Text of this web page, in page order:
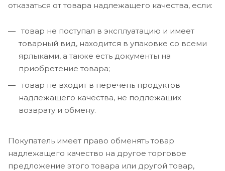
отказаться от товара надлежащего качества, если:
товар не поступал в эксплуатацию и имеет
товарный вид, находится в упаковке со всеми
ярлыками, а также есть документы на
приобретение товара;
товар не входит в перечень продуктов
надлежащего качества, не подлежащих
возврату и обмену.
Покупатель имеет право обменять товар
надлежащего качество на другое торговое
предложение этого товара или другой товар,